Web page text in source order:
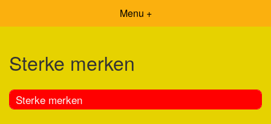
Menu +
Sterke merken
Sterke merken